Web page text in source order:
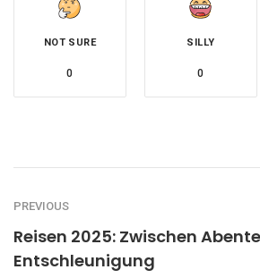
NOT SURE
0
SILLY
0
PREVIOUS
Reisen 2025: Zwischen
Entschleunigung